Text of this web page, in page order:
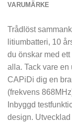
VARUMÄRKE
Trådlöst
litiumbatteri, 10
du önskar med
alla. Tack vare
CAPiDi dig en
(frekvens
Inbyggd
design.